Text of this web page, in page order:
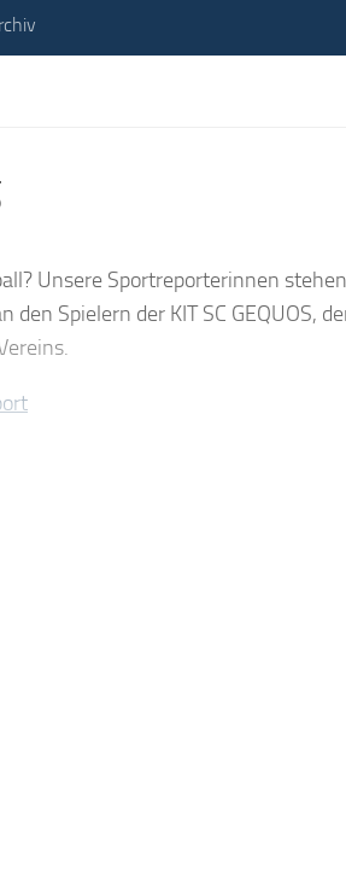
Unsere Sportreporterinnen
den Spielern der KIT SC GEQUOS,